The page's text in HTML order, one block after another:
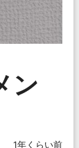
ン
1年くらい前